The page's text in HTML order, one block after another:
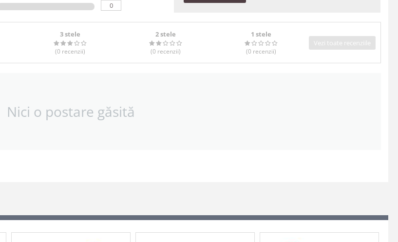
0
3 stele
(0 recenzii)
2 stele
(0 recenzii)
1 stele
(0 recenzii)
Vezi toate recenziile
Nici o postare găsită